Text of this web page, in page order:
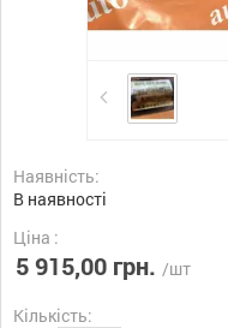
Наявність:
В наявності
Ціна :
5 915,00 грн. /шт
Кількість: